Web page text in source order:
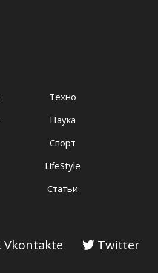
Техно
Наука
Спорт
LifeStyle
Статьи
Vkontakte Twitter